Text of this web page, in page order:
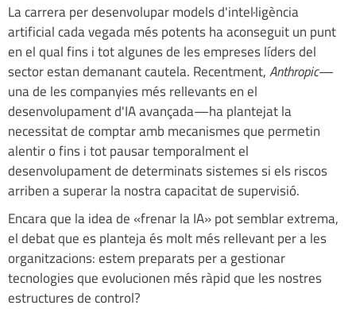
La carrera per desenvolupar models d'intel·ligència
artificial cada vegada més potents ha aconseguit un punt
en el qual fins i tot algunes de les empreses líders del
sector estan demanant cautela. Recentment,Anthropic—
una de les companyies més rellevants en el
desenvolupament d'IA avançada—ha plantejat la
necessitat de comptar amb mecanismes que permetin
alentir o fins i tot pausar temporalment el
desenvolupament de determinats sistemes si els riscos
arriben a superar la nostra capacitat de supervisió.
Encara que la idea de «frenar la IA» pot semblar extrema,
el debat que es planteja és molt més rellevant per a les
organitzacions: estem preparats per a gestionar
tecnologies que evolucionen més ràpid que les nostres
estructures de control?